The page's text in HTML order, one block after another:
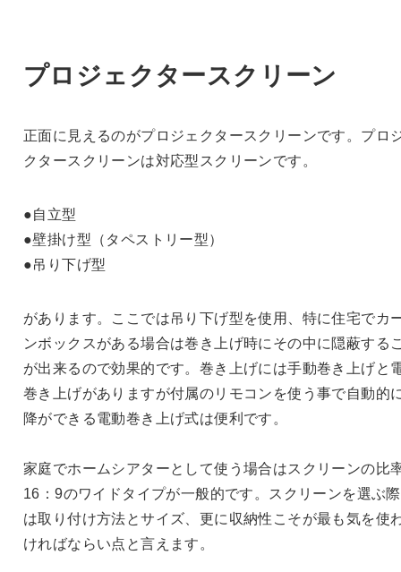
プロジェクタースクリーン
正面に見えるのがプロジェクタースクリーンです。プロ
クタースクリーンは対応型スクリーンです。
●自立型
●壁掛け型（タペストリー型）
●吊り下げ型
があります。ここでは吊り下げ型を使用、特に住宅でカ
ンボックスがある場合は巻き上げ時にその中に隠蔽する
が出来るので効果的です。巻き上げには手動巻き上げと
巻き上げがありますが付属のリモコンを使う事で自動的
降ができる電動巻き上げ式は便利です。
家庭でホームシアターとして使う場合はスクリーンの比
16：9のワイドタイプが一般的です。スクリーンを選ぶ
は取り付け方法とサイズ、更に収納性こそが最も気を使
ければならい点と言えます。